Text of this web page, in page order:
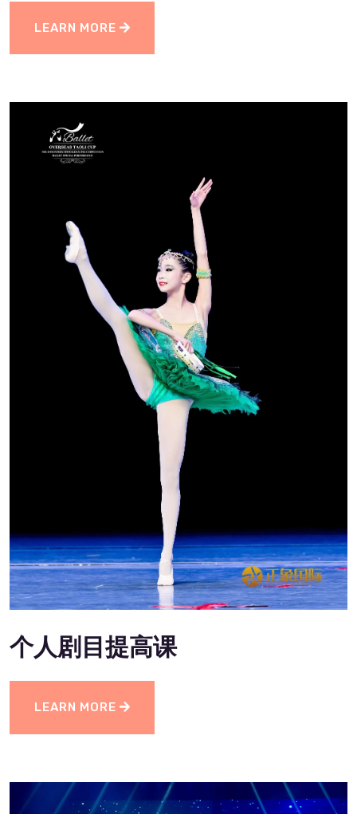
LEARN MORE
个人剧目提高课
LEARN MORE